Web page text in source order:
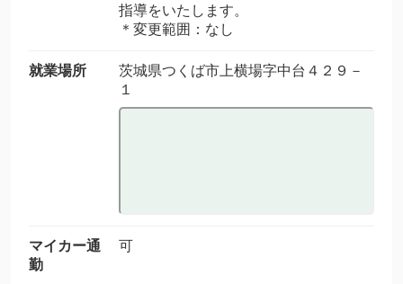
指導をいたします。
＊変更範囲：なし
就業場所
茨城県つくば市上横場字中台４２９－
１
マイカー通
勤
可